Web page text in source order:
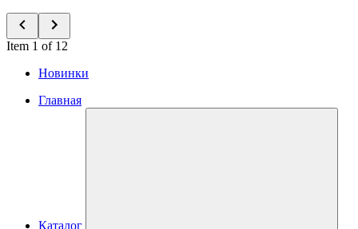
Item 1 of 12
Новинки
Главная
Каталог